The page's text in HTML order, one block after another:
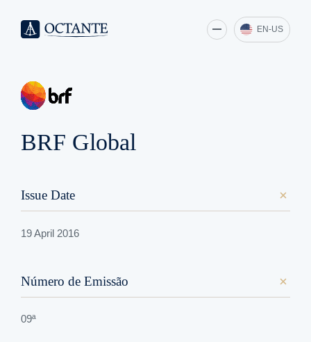
EN-US
BRF Global
Issue Date
19 April 2016
Número de Emissão
09ª